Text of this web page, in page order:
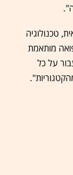
טכנולוגיה
מותאמת
על כל